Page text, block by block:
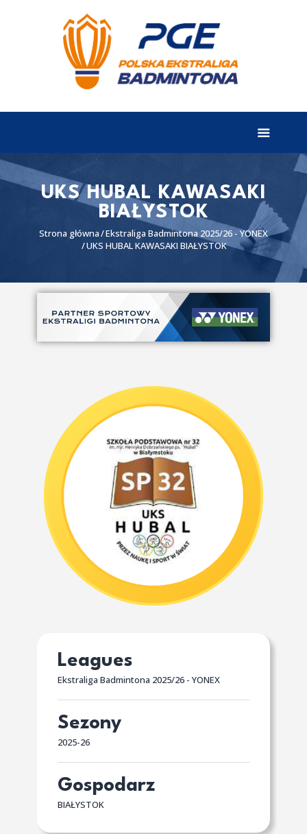
UKS HUBAL KAWASAKI
BIAŁYSTOK
Strona główna Ekstraliga Badmintona 2025/26 - YONEX
UKS HUBAL KAWASAKI BIAŁYSTOK
EKSTRALIGA
Aktualności
Tabela
Wyniki
Terminarz
Partnerzy
II liga
Leagues
Ekstraliga Badmintona 2025/26 - YONEX
Sezony
2025-26
Gospodarz
BIAŁYSTOK